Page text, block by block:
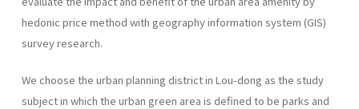
hedonic price method with geography information system (GIS)
survey research.
We choose the urban planning district in Lou-dong as the study
subject in which the urban green area is defined to be parks and